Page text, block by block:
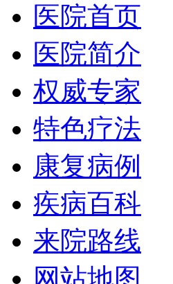
医院首页
医院简介
权威专家
特色疗法
康复病例
疾病百科
来院路线